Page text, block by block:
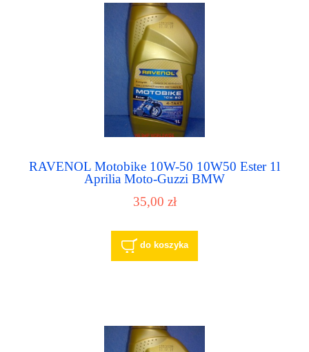
RAVENOL Motobike 10W-50 10W50 Ester 1l
Aprilia Moto-Guzzi BMW
35,00 zł
do koszyka